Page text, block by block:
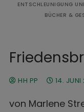
ENTSCHLEUNIGUNG
BÜCHER &
HH PP 14.
von Marlene